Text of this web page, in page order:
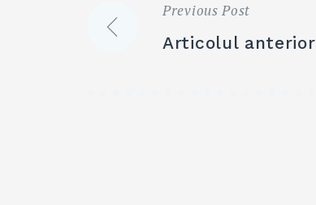
Navigare
Previous Post
Articolul anterior